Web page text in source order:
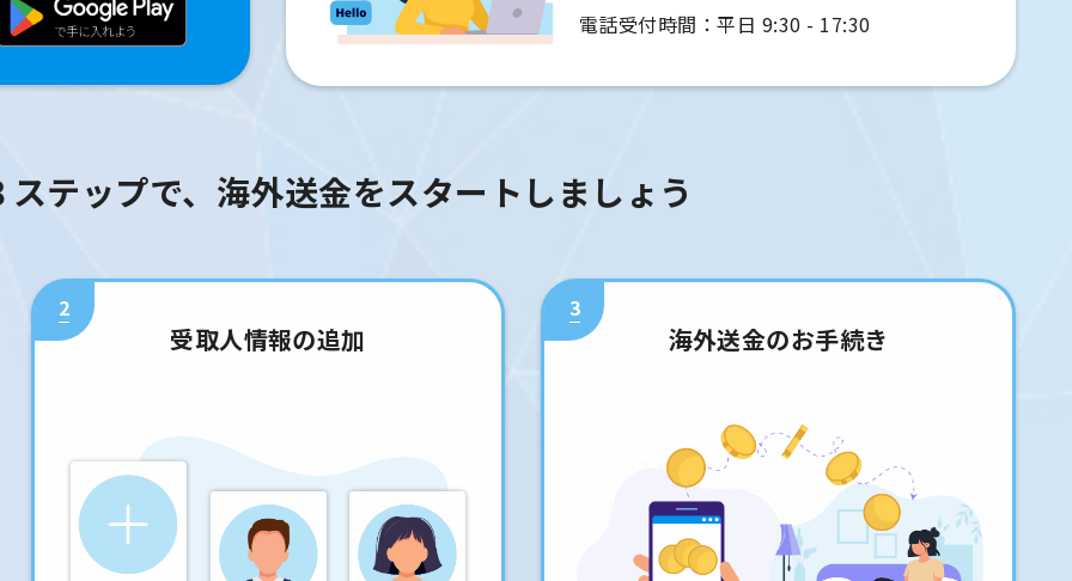
電話受付時間：平日 9:30 - 17:30
ステップで、海外送金をスタートしましょう
2
受取人情報の追加
3
海外送金のお手続き